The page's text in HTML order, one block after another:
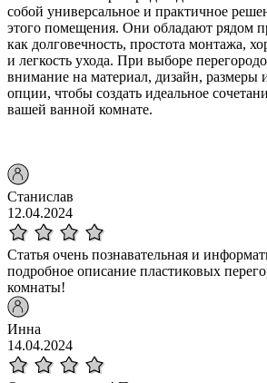
собой универсальное и практичное
этого помещения. Они обладают рядом
как долговечность, простота монтажа,
и легкость ухода. При выборе
внимание на материал, дизайн, размеры
опции, чтобы создать идеальное
вашей ванной комнате.
Станислав
12.04.2024
Статья очень познавательная и
подробное описание пластиковых
комнаты!
Инна
14.04.2024